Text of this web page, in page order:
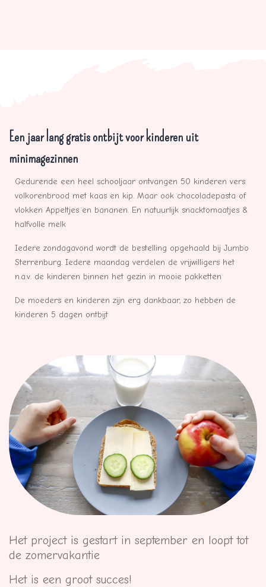
Een jaar lang gratis ontbijt voor kinderen uit
minimagezinnen
Gedurende een heel schooljaar ontvangen 50 kinderen vers
volkorenbrood met kaas en kip. Maar ook chocoladepasta of
vlokken Appeltjes en bananen. En natuurlijk snacktomaatjes &
halfvolle melk
Iedere zondagavond wordt de bestelling opgehaald bij Jumbo
Sterrenburg. Iedere maandag verdelen de vrijwilligers het
n.a.v. de kinderen binnen het gezin in mooie pakketten
De moeders en kinderen zijn erg dankbaar, zo hebben de
kinderen 5 dagen ontbijt
Het project is gestart in september en loopt tot
de zomervakantie
Het is een groot succes!